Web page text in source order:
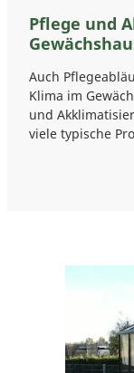
Pflege und
Auch
Klima im
und
viele typische